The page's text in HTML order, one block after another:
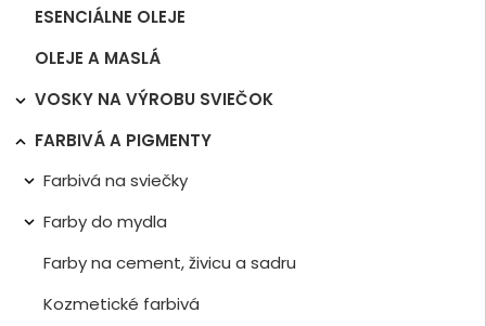
ESENCIÁLNE OLEJE
OLEJE A MASLÁ
VOSKY NA VÝROBU SVIEČOK

FARBIVÁ A PIGMENTY

Farbivá na sviečky

Farby do mydla

Farby na cement, živicu a sadru
Kozmetické farbivá